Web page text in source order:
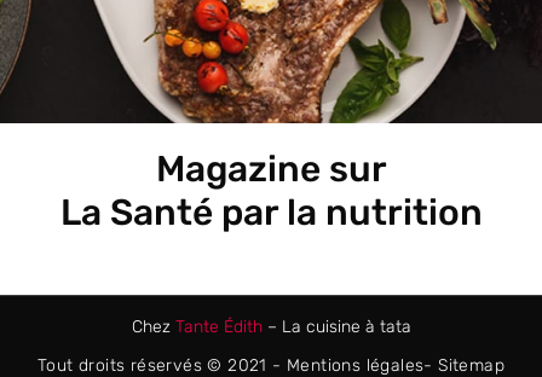
Magazine sur
La Santé par la nutrition
Chez Tante Édith – La cuisine à tata
Tout droits réservés © 2021 - Mentions légales-Sitemap